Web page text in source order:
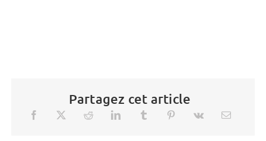
Partagez cet article